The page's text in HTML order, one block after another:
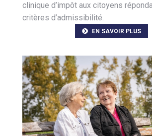
clinique d’impôt aux citoyens
critères d’admissibilité.
EN SAVOIR PLUS